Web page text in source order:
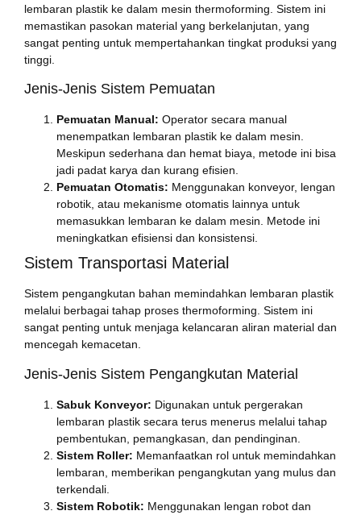
lembaran plastik ke dalam mesin thermoforming. Sistem ini
memastikan pasokan material yang berkelanjutan, yang
sangat penting untuk mempertahankan tingkat produksi yang
tinggi.
Jenis-Jenis Sistem Pemuatan
Pemuatan Manual: Operator secara manual
menempatkan lembaran plastik ke dalam mesin.
Meskipun sederhana dan hemat biaya, metode ini bisa
jadi padat karya dan kurang efisien.
Pemuatan Otomatis: Menggunakan konveyor, lengan
robotik, atau mekanisme otomatis lainnya untuk
memasukkan lembaran ke dalam mesin. Metode ini
meningkatkan efisiensi dan konsistensi.
Sistem Transportasi Material
Sistem pengangkutan bahan memindahkan lembaran plastik
melalui berbagai tahap proses thermoforming. Sistem ini
sangat penting untuk menjaga kelancaran aliran material dan
mencegah kemacetan.
Jenis-Jenis Sistem Pengangkutan Material
Sabuk Konveyor: Digunakan untuk pergerakan
lembaran plastik secara terus menerus melalui tahap
pembentukan, pemangkasan, dan pendinginan.
Sistem Roller: Memanfaatkan rol untuk memindahkan
lembaran, memberikan pengangkutan yang mulus dan
terkendali.
Sistem Robotik: Menggunakan lengan robot dan